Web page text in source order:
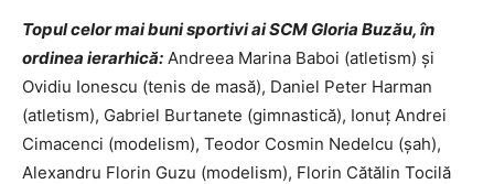
Topul celor mai buni sportivi ai SCM Gloria Buzău, în
ordinea ierarhică: Andreea Marina Baboi (atletism) și
Ovidiu Ionescu (tenis de masă), Daniel Peter Harman
(atletism), Gabriel Burtanete (gimnastică), Ionuț Andrei
Cimacenci (modelism), Teodor Cosmin Nedelcu (șah),
Alexandru Florin Guzu (modelism), Florin Cătălin Tocilă